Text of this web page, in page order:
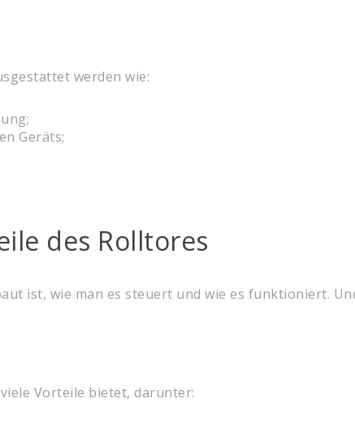
werden wie:
Geräts;
des Rolltores
ist, wie man es steuert und wie es funktioniert.
Vorteile bietet, darunter: